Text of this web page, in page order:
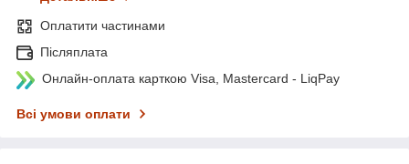
Оплатити частинами
Післяплата
Онлайн-оплата карткою Visa, Mastercard - LiqPay
Всі умови оплати